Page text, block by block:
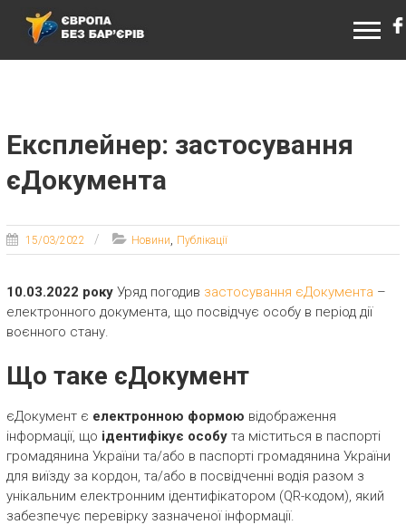
ЄВРОПА БЕЗ БАР’ЄРІВ
Експлейнер: застосування
єДокумента
15/03/2022 Новини, Публікації
10.03.2022 рокуУряд погодив застосування єДокумента –
електронного документа, що посвідчує особу в період дії
воєнного стану.
Що таке єДокумент
єДокумент є електронною формою відображення
інформації, що ідентифікує особута міститься в паспорті
громадянина України та/або в паспорті громадянина України
для виїзду за кордон, та/або в посвідченні водія разом з
унікальним електронним ідентифікатором (QR-кодом), який
забезпечує перевірку зазначеної інформації.